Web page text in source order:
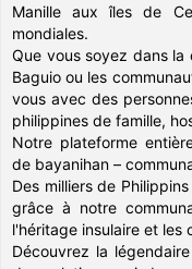
Manille aux îles de
mondiales.
Que vous soyez dans la
Baguio ou les
vous avec des
philippines de famille,
Notre plateforme
de bayanihan –
Des milliers de
grâce à notre
l'héritage insulaire et les
Découvrez la